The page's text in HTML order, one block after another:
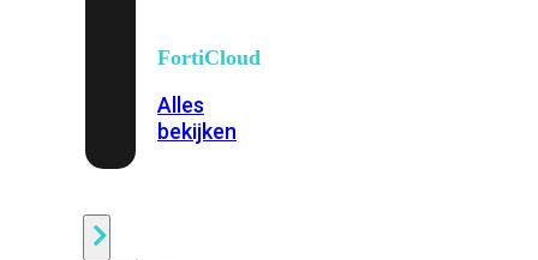
FortiCloud
Alles
bekijken